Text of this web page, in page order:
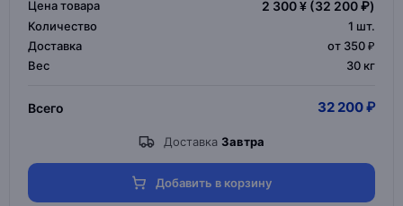
Цена товара 2 300 ¥ (32 200 ₽)
Количество 1 шт.
Доставка
от 350 ₽
Вес
30 кг
Всего 32 200 ₽
Доставка Завтра
Добавить в корзину